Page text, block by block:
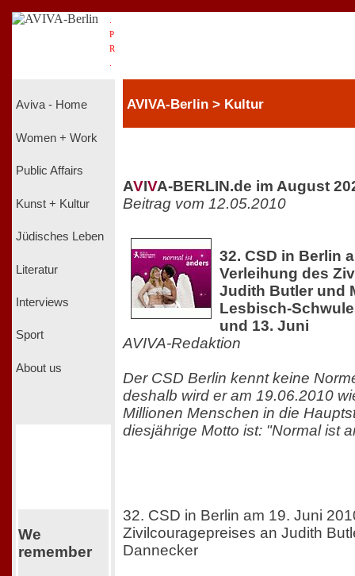
P
R
Aviva - Home
Women + Work
Public Affairs
Kunst + Kultur
Jüdisches Leben
Literatur
Interviews
Sport
About us
We
remember
AVIVA-Berlin > Kultur
AVIVA-BERLIN.de im August
Beitrag vom 12.05.2010
32. CSD in Berlin
Verleihung des
Judith Butler und
Lesbisch-
und 13. Juni
AVIVA-Redaktion
Der CSD Berlin kennt keine
deshalb wird er am 19.06.2010
Millionen Menschen in die
diesjährige Motto ist: "Normal ist
32. CSD in Berlin am 19. Juni
Zivilcouragepreises an Judith
Dannecker